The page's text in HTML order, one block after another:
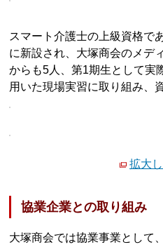
スマート介護士の上級資格で
に新設され、大塚商会のメデ
からも5人、第1期生として実
用いた現場実習に取り組み、
拡大
協業企業との取り組み
大塚商会では協業事業として